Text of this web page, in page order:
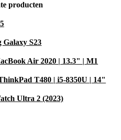
producten
Galaxy S23
Air 2020 | 13.3" | M1
T480 | i5-8350U | 14"
Ultra 2 (2023)